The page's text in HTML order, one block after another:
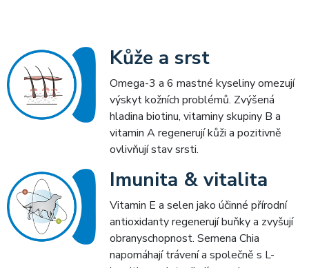
Kůže a srst
Omega-3 a 6 mastné kyseliny omezují
výskyt kožních problémů. Zvýšená
hladina biotinu, vitaminy skupiny B a
vitamin A regenerují kůži a pozitivně
ovlivňují stav srsti.
Imunita & vitalita
Vitamin E a selen jako účinné přírodní
antioxidanty regenerují buňky a zvyšují
obranyschopnost. Semena Chia
napomáhají trávení a společně s L-